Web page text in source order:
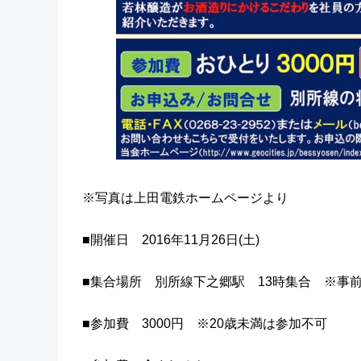
※写真は上田電鉄ホームページより
■開催日 2016年11月26日(土)
■集合場所 別所線下之郷駅 13時集合 ※事
■参加費 3000円 ※20歳未満は参加不可